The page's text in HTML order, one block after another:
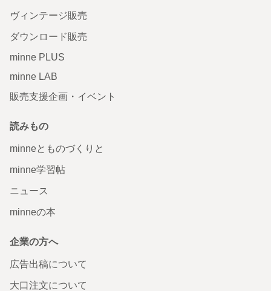
ヴィンテージ販売
ダウンロード販売
minne PLUS
minne LAB
販売支援企画・イベント
読みもの
minneとものづくりと
minne学習帖
ニュース
minneの本
企業の方へ
広告出稿について
大口注文について